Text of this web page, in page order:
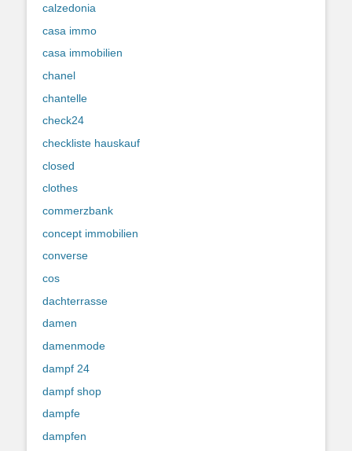
calzedonia
casa immo
casa immobilien
chanel
chantelle
check24
checkliste hauskauf
closed
clothes
commerzbank
concept immobilien
converse
cos
dachterrasse
damen
damenmode
dampf 24
dampf shop
dampfe
dampfen